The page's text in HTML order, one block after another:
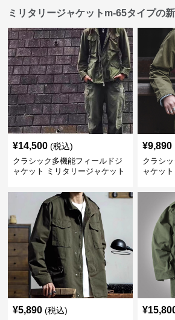
ミリタリージャケットm-65タイプの
¥14,500 (税込)
クラシック多機能フィールドジ
ャケット ミリタリージャケット
¥9,890
クラシ
ャケッ
¥5,890 (税込) ¥